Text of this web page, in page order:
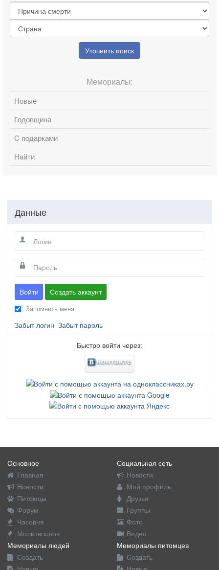
Уточнить поиск
Мемориалы:
Новые
Годовщина
C подарками
Найти
Данные
Войти Создать аккаунт
Запомнить меня
Забыт логин Забыт пароль
Быстро войти через:
Основное
Главная
Новости
Питомцы
Форум
Часовня
Молитвослов
Социальная сеть
Новости
Мой профиль
Друзья
Группы
Фото
Видео
Мемориалы людей
Создать
Мемориалы питомцев
Создать